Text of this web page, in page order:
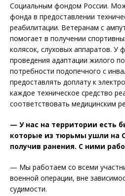
Социальным фондом России.
фонда в предоставлении
реабилитации. Ветеранам с
помогает в получении
колясок, слуховых аппаратов. У
проведения адаптации жилого
потребности подопечного с
предоставлять доплату к
каждое техническое средство
соответствовать медицинским
— У нас на территории есть
которые из тюрьмы ушли на
получив ранения. С ними
— Мы работаем со всеми
военной операции, вне
судимости.